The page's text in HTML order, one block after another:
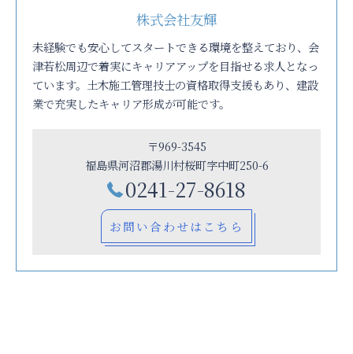
株式会社友輝
未経験でも安心してスタートできる環境を整えており、会
津若松周辺で着実にキャリアアップを目指せる求人となっ
ています。土木施工管理技士の資格取得支援もあり、建設
業で充実したキャリア形成が可能です。
〒969-3545
福島県河沼郡湯川村桜町字中町250-6
0241-27-8618
お問い合わせはこちら